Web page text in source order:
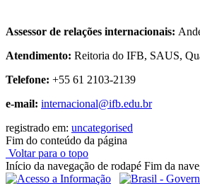
Assessor de relações internacionais:
Atendimento: Reitoria do IFB, SAUS,
Telefone: +55 61 2103-2139
e-mail: internacional@ifb.edu.br
registrado em: uncategorised
Fim do conteúdo da página
Voltar para o topo
Início da navegação de rodapé Fim da